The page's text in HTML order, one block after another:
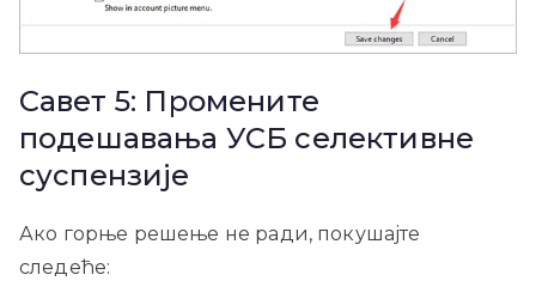
Савет 5: Промените
подешавања УСБ селективне
суспензије
Ако горње решење не ради, покушајте
следеће: